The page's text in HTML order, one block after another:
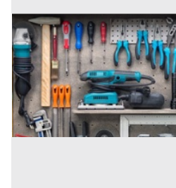
Attrezzature ed Utensili
Caltanissetta (Caltanissetta)
Offerta minima
5.887 €
Codice asta:AT223574917
Asta chiusa